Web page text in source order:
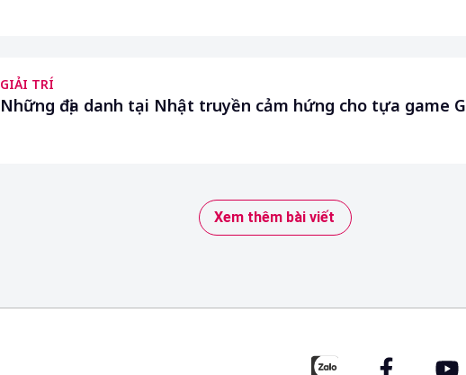
GIẢI TRÍ
Những địa danh tại Nhật truyền cảm hứng cho tựa game
Xem thêm bài viết